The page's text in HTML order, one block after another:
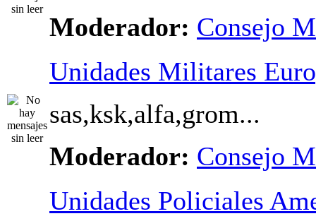
Moderador: Consejo
Unidades Militares
sas,ksk,alfa,grom...
Moderador: Consejo
Unidades Policiales